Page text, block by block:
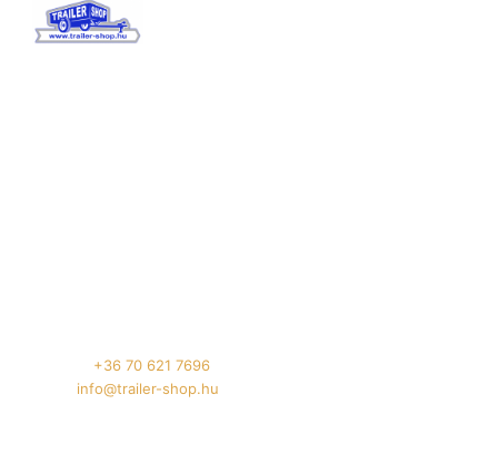
+36 70 621 7696
info@trailer-shop.hu